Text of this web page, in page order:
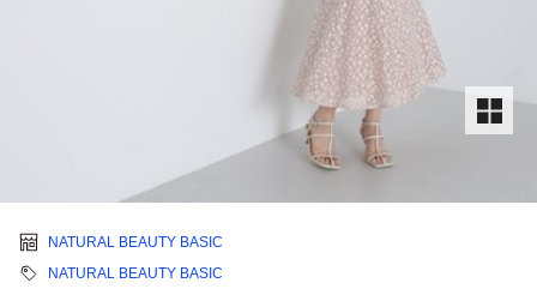
NATURAL BEAUTY BASIC
NATURAL BEAUTY BASIC